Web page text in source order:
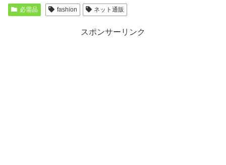
必需品 fashion ネット通販
スポンサーリンク